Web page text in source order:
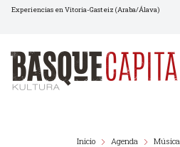
al
contenido
Experiencias en Vitoria-Gasteiz (Araba/Álava)
Inicio Agenda Música